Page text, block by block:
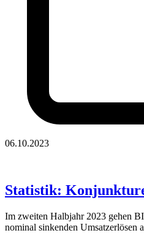
06.10.2023
Statistik:
Im zweiten Halbjahr 2023 gehen
nominal sinkenden Umsatzerlösen